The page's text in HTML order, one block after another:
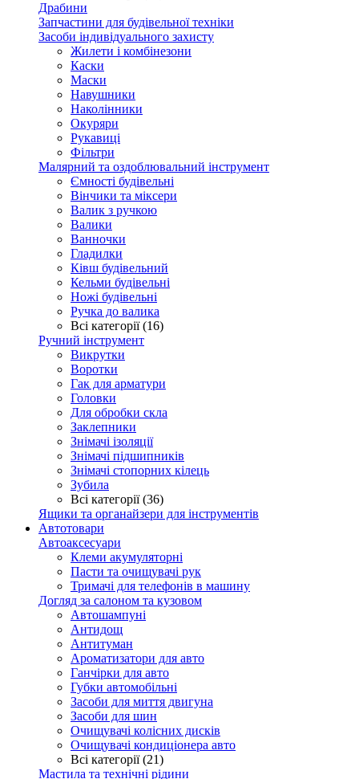
Драбини
Запчастини для будівельної техніки
Засоби індивідуального захисту
Жилети і комбінезони
Каски
Маски
Навушники
Наколінники
Окуряри
Рукавиці
Фільтри
Малярний та оздоблювальний інструмент
Ємності будівельні
Вінчики та міксери
Валик з ручкою
Валики
Ванночки
Гладилки
Ківш будівельний
Кельми будівельні
Ножі будівельні
Ручка до валика
Всі категорії (16)
Ручний інструмент
Викрутки
Воротки
Гак для арматури
Головки
Для обробки скла
Заклепники
Знімачі ізоляції
Знімачі підшипників
Знімачі стопорних кілець
Зубила
Всі категорії (36)
Ящики та органайзери для інструментів
Автотовари
Автоаксесуари
Клеми акумуляторні
Пасти та очищувачі рук
Тримачі для телефонів в машину
Догляд за салоном та кузовом
Автошампуні
Антидощ
Антитуман
Ароматизатори для авто
Ганчірки для авто
Губки автомобільні
Засоби для миття двигуна
Засоби для шин
Очищувачі колісних дисків
Очищувачі кондиціонера авто
Всі категорії (21)
Мастила та технічні рідини